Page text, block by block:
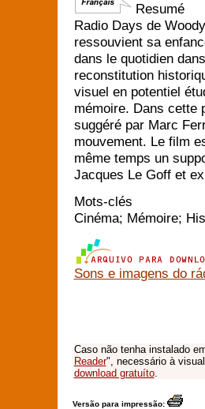
Resumé
Radio Days de
ressouvient sa
dans le quotidien
reconstitution
visuel en potentiel
mémoire. Dans cette
suggéré par Marc
mouvement. Le film
même temps un
Jacques Le Goff et
Mots-clés
Cinéma; Mémoire;
Sons e imagens do
Caso não tenha instalado
Reader", necessário à
download gratuíto.
Versão para impressão: